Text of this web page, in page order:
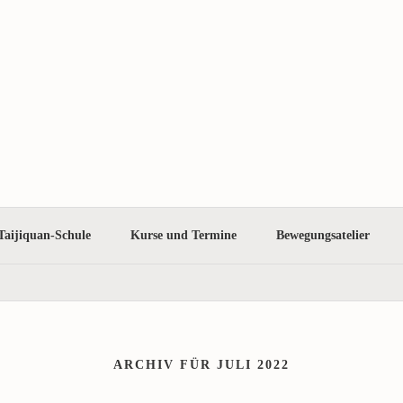
Schule Kurse und Termine Bewegungsatelier
ARCHIV FÜR JULI 2022